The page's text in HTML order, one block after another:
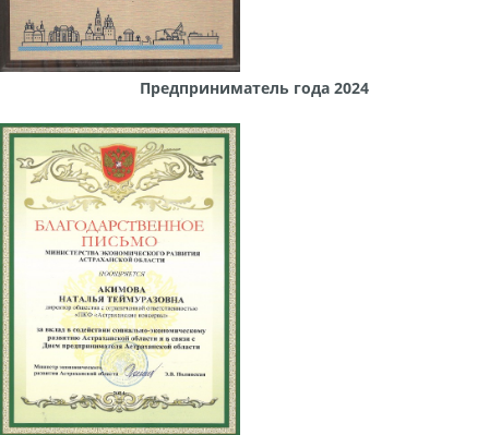
Предприниматель года 2024